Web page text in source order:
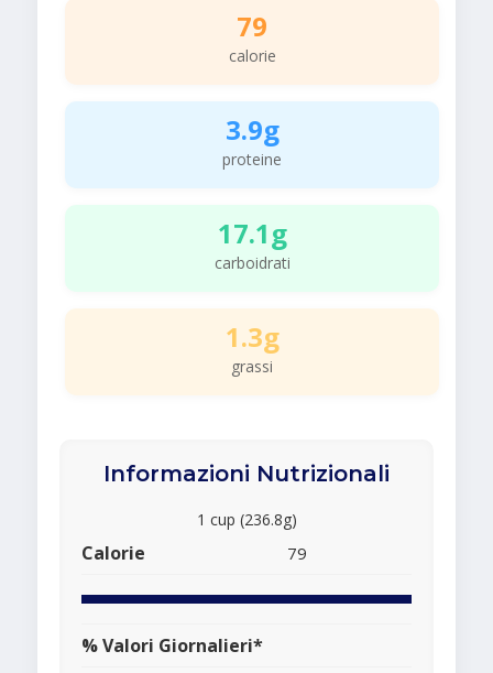
79
calorie
3.9g
proteine
17.1g
carboidrati
1.3g
grassi
Informazioni Nutrizionali
1 cup (236.8g)
Calorie 79
% Valori Giornalieri*